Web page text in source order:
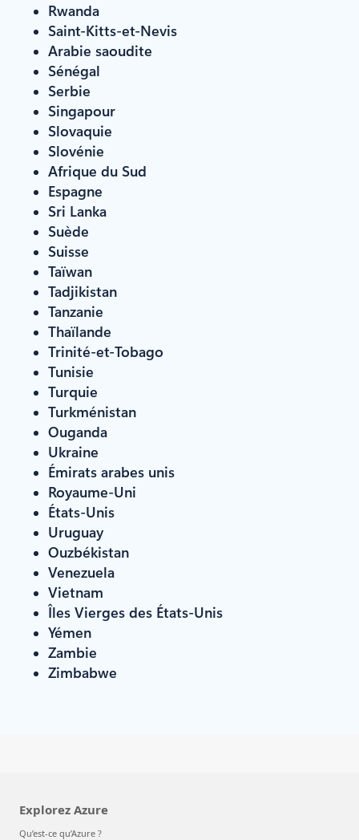
Rwanda
Saint-Kitts-et-Nevis
Arabie saoudite
Sénégal
Serbie
Singapour
Slovaquie
Slovénie
Afrique du Sud
Espagne
Sri Lanka
Suède
Suisse
Taïwan
Tadjikistan
Tanzanie
Thaïlande
Trinité-et-Tobago
Tunisie
Turquie
Turkménistan
Ouganda
Ukraine
Émirats arabes unis
Royaume-Uni
États-Unis
Uruguay
Ouzbékistan
Venezuela
Vietnam
Îles Vierges des États-Unis
Yémen
Zambie
Zimbabwe
Explorez Azure
Qu’est-ce qu’Azure ?